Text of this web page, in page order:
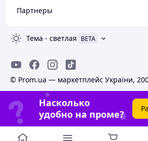
Партнеры
Тема - светлая BETA
© Prom.ua — маркетплейс України,
Насколько
удобно на проме?